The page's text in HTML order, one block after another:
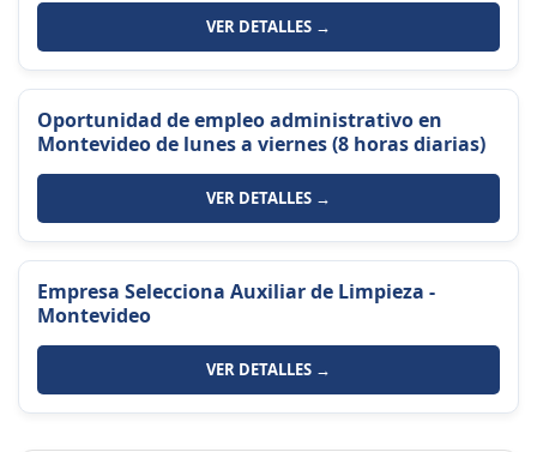
VER DETALLES →
Oportunidad de empleo administrativo en
Montevideo de lunes a viernes (8 horas diarias)
VER DETALLES →
Empresa Selecciona Auxiliar de Limpieza -
Montevideo
VER DETALLES →